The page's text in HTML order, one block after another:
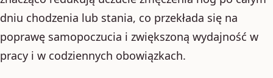
dniu chodzenia lub stania, co przekłada się na
poprawę samopoczucia i zwiększoną wydajność w
pracy i w codziennych obowiązkach.